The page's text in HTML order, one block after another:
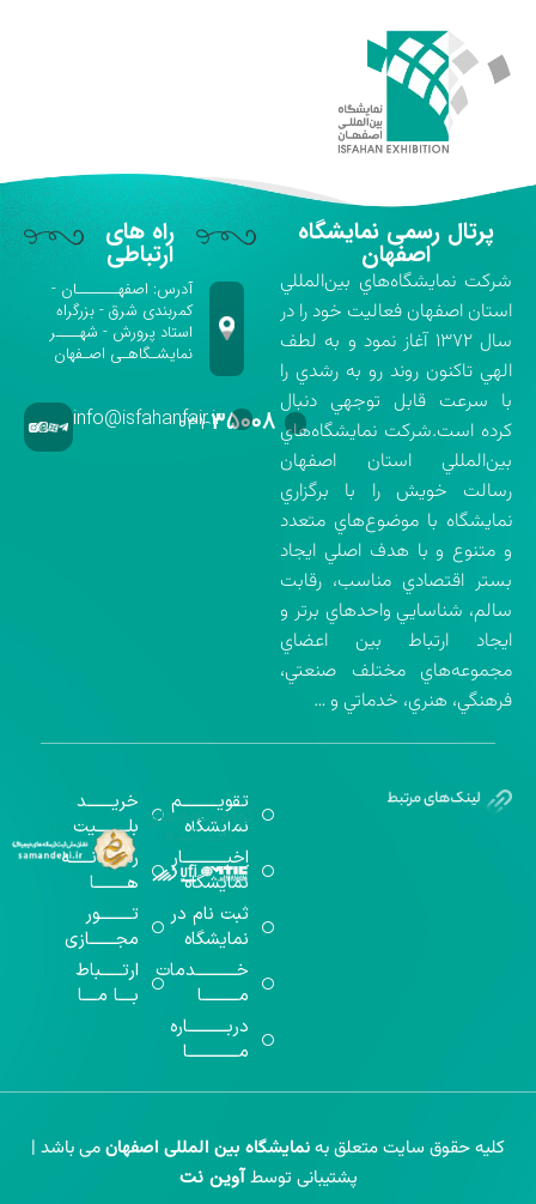
پرتال رسمی نمایشگاه
اصفهان
شركت نمايشگاه‌هاي بين‌المللي
استان اصفهان فعاليت خود را در
سال ۱۳۷۲ آغاز نمود و به لطف
الهي تاكنون روند رو به رشدي را
با سرعت قابل توجهي دنبال
كرده است.شركت نمايشگاه‌هاي
بين‌المللي استان اصفهان
رسالت خويش را با برگزاري
نمايشگاه با موضوع‌هاي متعدد
و متنوع و با هدف اصلي ايجاد
بستر اقتصادي مناسب، رقابت
سالم، شناسايي واحدهاي برتر و
ايجاد ارتباط بين اعضاي
مجموعه‌هاي مختلف صنعتي،
فرهنگي، هنري، خدماتي و …
راه های
ارتباطی
آدرس: اصفهـــــــان -
کمربندی شرق - بزرگراه
استاد پرورش - شهــــر
نمایشـگاهـی اصـفهان
۰۳۱-۳۵۰۰۸info@isfahanfair.ir
تقویــــــــــم
نمایشگاه
اخبــــــــــــار
نمایشگاه
ثبت نام در
نمایشگاه
خـــــــــــدمات
مــــــــــا
دربـــــــــــاره
مــــــــــــــا
خریـــــــد
بلـــــــــیت
رســـــانــــــه
هـــــــــا
تـــــــــور
مجـــــــازی
ارتــــــباط
بــــا مــــا
گواهینامه‌های
اخذ شده
کلیه حقوق سایت متعلق بهنمایشگاه بین المللی اصفهانمی باشد |
پشتیبانی توسطآوین نت